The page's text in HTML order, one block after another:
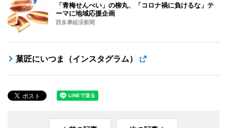
「青梅せんべい」の柳丸、「コロナ禍に負けるな」テ
ーマに地域応援企画
西多摩経済新聞
菓匠にいつま（インスタグラム）